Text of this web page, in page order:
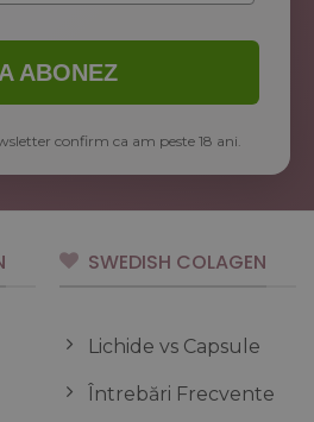
ABONEZ
confirm ca am peste 18 ani.
SWEDISH COLAGEN
Lichide vs Capsule
Întrebări Frecvente